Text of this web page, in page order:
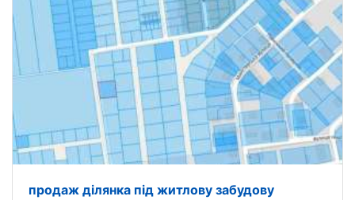
продаж ділянка під житлову забудову